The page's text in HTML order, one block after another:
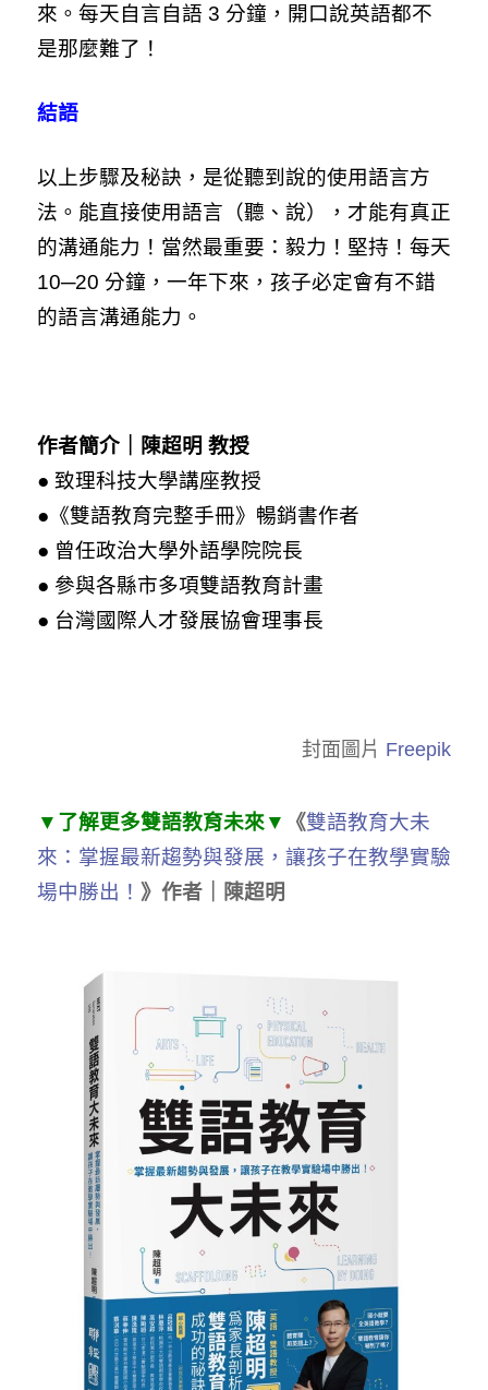
來。每天自言自語 3 分鐘，開口說英語都不
是那麼難了！
結語
以上步驟及秘訣，是從聽到說的使用語言方
法。能直接使用語言（聽、說），才能有真正
的溝通能力！當然最重要：毅力！堅持！每天
10─20 分鐘，一年下來，孩子必定會有不錯
的語言溝通能力。
作者簡介｜陳超明 教授
● 致理科技大學講座教授
●《雙語教育完整手冊》暢銷書作者
● 曾任政治大學外語學院院長
● 參與各縣市多項雙語教育計畫
● 台灣國際人才發展協會理事長
封面圖片 Freepik
▼了解更多雙語教育未來▼ 《雙語教育大未
來：掌握最新趨勢與發展，讓孩子在教學實驗
場中勝出！ 》作者｜陳超明